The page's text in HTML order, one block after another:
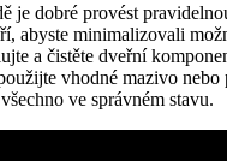
je dobré provést
abyste minimalizovali
a čistěte dveřní
vhodné mazivo nebo
ve správném stavu.